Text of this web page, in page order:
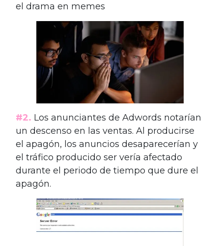
el drama en memes
#2. Los anunciantes de Adwords notarían
un descenso en las ventas. Al producirse
el apagón, los anuncios desaparecerían y
el tráfico producido ser vería afectado
durante el periodo de tiempo que dure el
apagón.